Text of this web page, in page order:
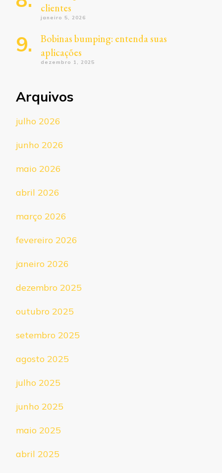
clientes
janeiro 5, 2026
Bobinas bumping: entenda suas
aplicações
dezembro 1, 2025
Arquivos
julho 2026
junho 2026
maio 2026
abril 2026
março 2026
fevereiro 2026
janeiro 2026
dezembro 2025
outubro 2025
setembro 2025
agosto 2025
julho 2025
junho 2025
maio 2025
abril 2025